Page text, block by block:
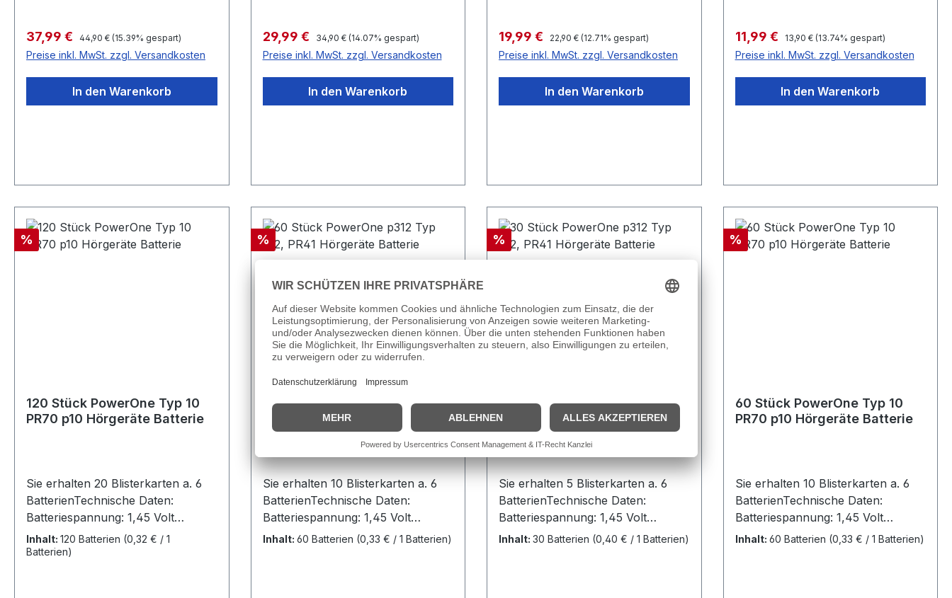
Verkaufspreis:
37,99 € Regulärer Preis:
44,90 € (15.39% gespart)
Preise inkl. MwSt. zzgl. Versandkosten
In den Warenkorb
Verkaufspreis:
29,99 € Regulärer Preis:
34,90 € (14.07% gespart)
Preise inkl. MwSt. zzgl. Versandkosten
In den Warenkorb
Verkaufspreis:
19,99 € Regulärer Preis:
22,90 € (12.71% gespart)
Preise inkl. MwSt. zzgl. Versandkosten
In den Warenkorb
Verkaufspreis:
11,99 € Regulärer Preis:
13,90 € (13.74% gespart)
Preise inkl. MwSt. zzgl. Versandkosten
In den Warenkorb
Rabatt
%
120 Stück PowerOne Typ 10
PR70 p10 Hörgeräte Batterie
Sie erhalten 20 Blisterkarten a. 6
BatterienTechnische Daten:
Batteriespannung: 1,45 Volt
Batteriegröße: 10 / PR 70
Farbkennzeichnung: gelb Kapazität
Inhalt: 120 Batterien (0,32 € / 1
Batterien)
Rabatt
%
60 Stück PowerOne p312 Typ
312, PR41 Hörgeräte Batterie
Sie erhalten 10 Blisterkarten a. 6
BatterienTechnische Daten:
Batteriespannung: 1,45 Volt
Batteriegröße: 312
Inhalt: 60 Batterien (0,33 € / 1 Batterien)
Rabatt
%
30 Stück PowerOne p312 Typ
312, PR41 Hörgeräte Batterie
Sie erhalten 5 Blisterkarten a. 6
BatterienTechnische Daten:
Batteriespannung: 1,45 Volt
Batteriegröße: 312
Inhalt: 30 Batterien (0,40 € / 1 Batterien)
Rabatt
%
60 Stück PowerOne Typ 10
PR70 p10 Hörgeräte Batterie
Sie erhalten 10 Blisterkarten a. 6
BatterienTechnische Daten:
Batteriespannung: 1,45 Volt
Batteriegröße: 10 / PR 70
Inhalt: 60 Batterien (0,33 € / 1 Batterien)